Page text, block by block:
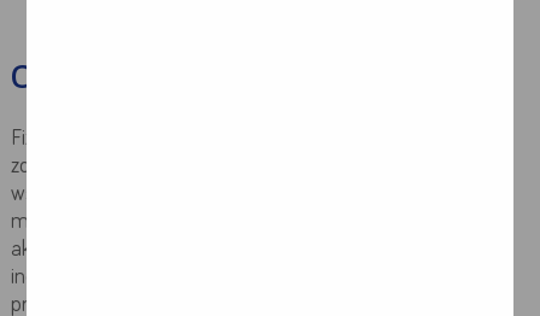
Czym jest fizjoprofilaktyka?
Fizjoprofilaktyka udarów mózgu oparta jest o EDUKACJĘ
zdrowotną, zwiększanie świadomości o czynnikach ryzyka,
wskazuje na błędy w dotychczasowym stylu życia,
modyfikuje czynniki ryzyka, promuje i zwiększa poziom
aktywności fizycznej, a w przypadku pacjentów, u których
incydent w naczyniu mózgowym wystąpił – wspomaga
proces leczenia.